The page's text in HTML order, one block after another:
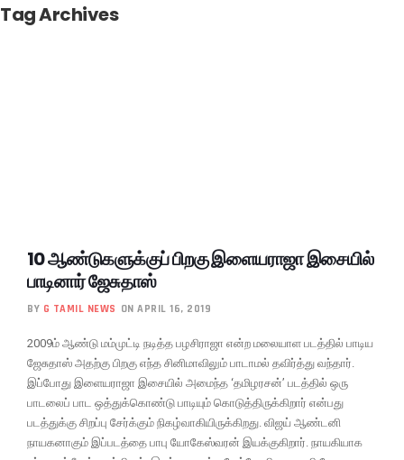
Tag Archives
10 ஆண்டுகளுக்குப் பிறகு இளையராஜா இசையில்
பாடினார் ஜேசுதாஸ்
BY G TAMIL NEWS ON APRIL 16, 2019
2009ம் ஆண்டு மம்முட்டி நடித்த பழசிராஜா என்ற மலையாள படத்தில் பாடிய
ஜேசுதாஸ் அதற்கு பிறகு எந்த சினிமாவிலும் பாடாமல் தவிர்த்து வந்தார்.
இப்போது இளையராஜா இசையில் அமைந்த ‘தமிழரசன்’ படத்தில் ஒரு
பாடலைப் பாட ஒத்துக்கொண்டு பாடியும் கொடுத்திருக்கிறார் என்பது
படத்துக்கு சிறப்பு சேர்க்கும் நிகழ்வாகியிருக்கிறது. விஜய் ஆண்டனி
நாயகனாகும் இப்படத்தை பாபு யோகேஸ்வரன் இயக்குகிறார். நாயகியாக